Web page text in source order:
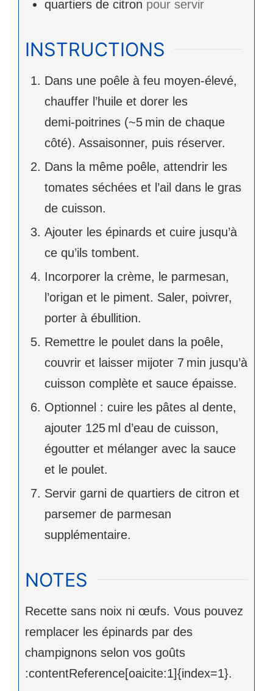
quartiers de citron pour servir
INSTRUCTIONS
Dans une poêle à feu moyen‑élevé,
chauffer l’huile et dorer les
demi‑poitrines (~5 min de chaque
côté). Assaisonner, puis réserver.
Dans la même poêle, attendrir les
tomates séchées et l’ail dans le gras
de cuisson.
Ajouter les épinards et cuire jusqu’à
ce qu’ils tombent.
Incorporer la crème, le parmesan,
l’origan et le piment. Saler, poivrer,
porter à ébullition.
Remettre le poulet dans la poêle,
couvrir et laisser mijoter 7 min jusqu’à
cuisson complète et sauce épaisse.
Optionnel : cuire les pâtes al dente,
ajouter 125 ml d’eau de cuisson,
égoutter et mélanger avec la sauce
et le poulet.
Servir garni de quartiers de citron et
parsemer de parmesan
supplémentaire.
NOTES
Recette sans noix ni œufs. Vous pouvez
remplacer les épinards par des
champignons selon vos goûts
:contentReference[oaicite:1]{index=1}.